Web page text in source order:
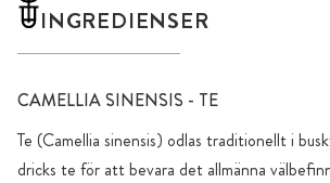
INGREDIENSER
CAMELLIA SINENSIS - TE
Te (Camellia sinensis) odlas traditionellt i
dricks te för att bevara det allmänna